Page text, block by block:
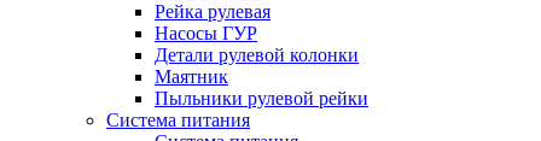
Рейка рулевая
Насосы ГУР
Детали рулевой колонки
Маятник
Пыльники рулевой рейки
Система питания